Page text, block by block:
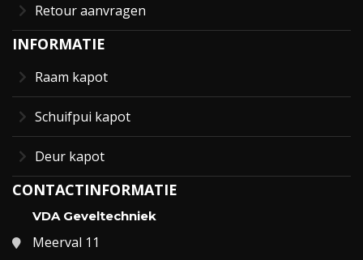
Retour aanvragen
INFORMATIE
Raam kapot
Schuifpui kapot
Deur kapot
CONTACTINFORMATIE
VDA Geveltechniek
Meerval 11